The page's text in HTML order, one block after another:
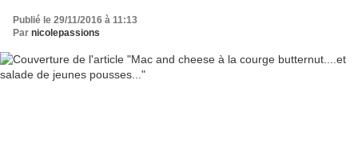
Publié le 29/11/2016 à 11:13
Par nicolepassions